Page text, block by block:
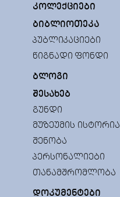
ᲙᲝᲚᲔᲥᲪᲘᲔᲑᲘ
ᲑᲘᲑᲚᲘᲝᲗᲔᲙᲐ
ᲞᲣᲑᲚᲘᲙᲐᲪᲘᲔᲑᲘ
ᲬᲘᲒᲜᲐᲓᲘ ᲤᲝᲜᲓᲘ
ᲑᲚᲝᲒᲘ
ᲨᲔᲡᲐᲮᲔᲑ
ᲒᲣᲜᲓᲘ
ᲛᲣᲖᲔᲣᲛᲘᲡ ᲘᲡᲢᲝᲠᲘᲐ
ᲨᲔᲜᲝᲑᲐ
ᲞᲔᲠᲡᲝᲜᲐᲚᲘᲔᲑᲘ
ᲗᲐᲜᲐᲛᲨᲠᲝᲛᲚᲝᲑᲐ
ᲓᲝᲙᲣᲛᲔᲜᲢᲔᲑᲘ